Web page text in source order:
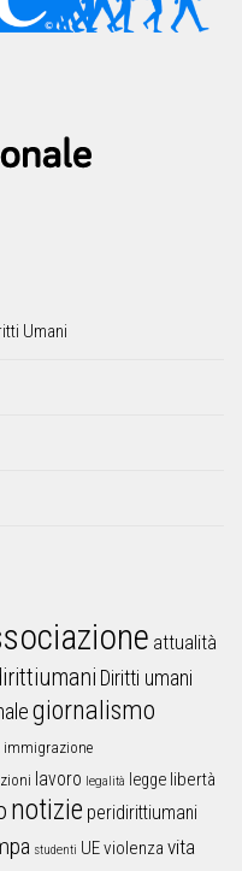
Umani
attualità
Diritti umani
giornalismo
immigrazione
lavoro legalità legge libertà
notizie peridirittiumani
studenti UEviolenza vita